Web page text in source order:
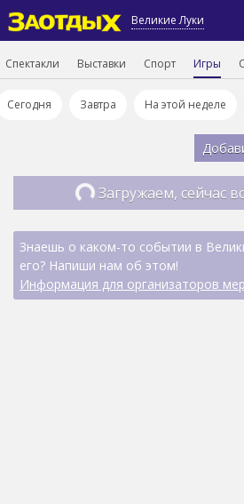
Великие Луки
Спектакли Выставки Спорт Игры
Сегодня Завтра На этой неделе
Загружаем, сейчас
Знаешь о каком-то событии в
его? Напиши нам об этом!
Информация для организаторов